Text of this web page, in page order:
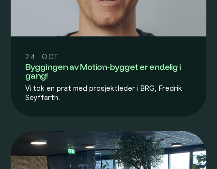
24. OCT
Byggingen av Motion-bygget er endelig i
gang!
Vi tok en prat med prosjektleder i BRG, Fredrik
Seyffarth.